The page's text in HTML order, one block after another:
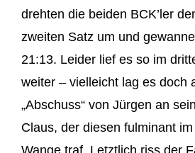
drehten die beiden BCK’ler
zweiten Satz um und
21:13. Leider lief es so im
weiter – vielleicht lag es doch
„Abschuss“ von Jürgen an
Claus, der diesen fulminant